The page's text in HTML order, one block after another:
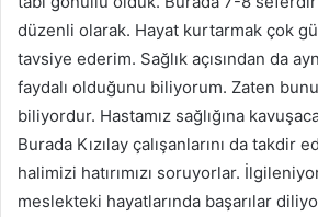
düzenli olarak. Hayat kurtarmak çok
tavsiye ederim. Sağlık açısından da
faydalı olduğunu biliyorum. Zaten
biliyordur. Hastamız sağlığına
Burada Kızılay çalışanlarını da takdir
halimizi hatırımızı soruyorlar.
meslekteki hayatlarında başarılar